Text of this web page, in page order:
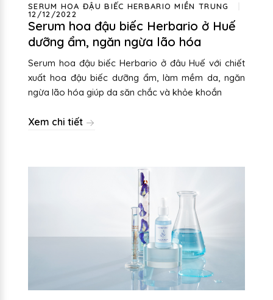
SERUM HOA ĐẬU BIẾC HERBARIO MIỀN TRUNG
12/12/2022
Serum hoa đậu biếc Herbario ở Huế
dưỡng ẩm, ngăn ngừa lão hóa
Serum hoa đậu biếc Herbario ở đâu Huế với chiết
xuất hoa đậu biếc dưỡng ẩm, làm mềm da, ngăn
ngừa lão hóa giúp da săn chắc và khỏe khoắn
Xem chi tiết